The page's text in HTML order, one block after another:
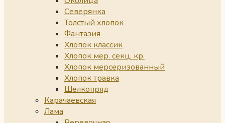
Северянка
Толстый хлопок
Фантазия
Хлопок классик
Хлопок мер. секц. кр.
Хлопок мерсеризованный
Хлопок травка
Шелкопряд
Карачаевская
Лама